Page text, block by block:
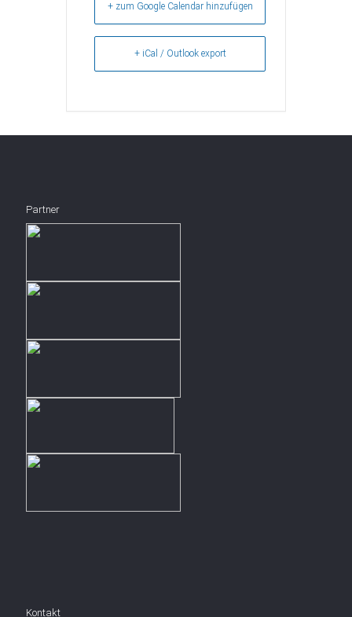
+ zum Google Calendar hinzufügen
+ iCal / Outlook export
Partner
Kontakt